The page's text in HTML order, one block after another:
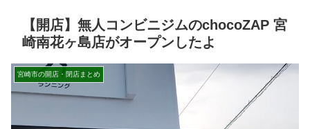
【開店】無人コンビニジムのchocoZAP 宮
崎南花ヶ島店がオープンしたよ
宮崎市の開店・閉店まとめ